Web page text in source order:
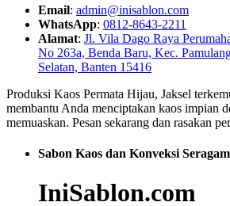
Email: admin@inisablon.com
WhatsApp: 0812-8643-2211
Alamat: Jl. Vila Dago Raya
No 263a, Benda Baru, Kec.
Selatan, Banten 15416
Produksi Kaos Permata Hijau, Jaksel
membantu Anda menciptakan kaos impian
memuaskan. Pesan sekarang dan rasakan
Sabon Kaos dan Konveksi
IniSablon.com